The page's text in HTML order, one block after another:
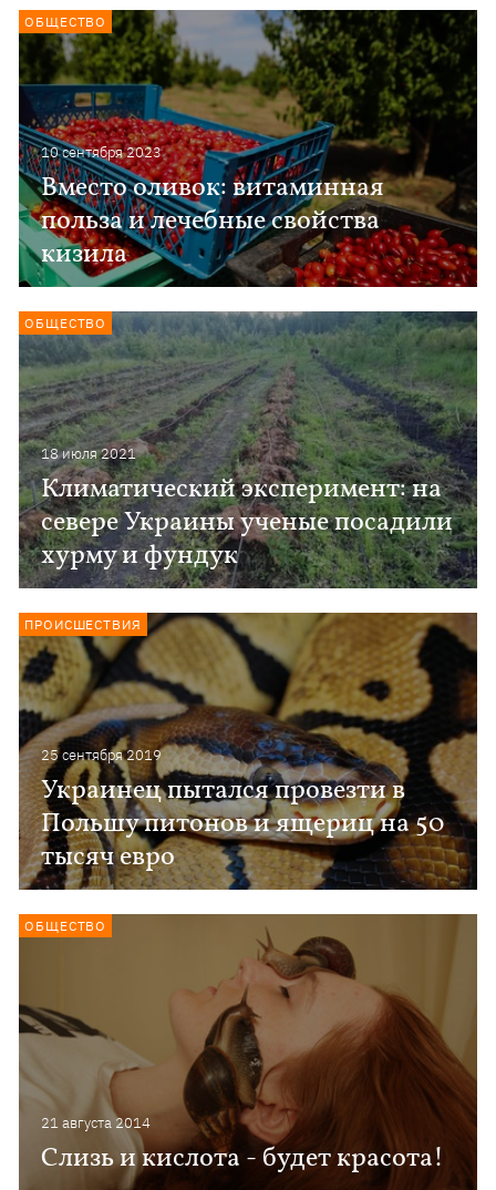
10 сентября 2023
Вместо оливок: витаминная
польза и лечебные свойства
кизила
ОБЩЕСТВО
18 июля 2021
Климатический эксперимент: на
севере Украины ученые посадили
хурму и фундук
ОБЩЕСТВО
25 сентября 2019
Украинец пытался провезти в
Польшу питонов и ящериц на 50
тысяч евро
ПРОИСШЕСТВИЯ
21 августа 2014
Слизь и кислота - будет красота!
ОБЩЕСТВО